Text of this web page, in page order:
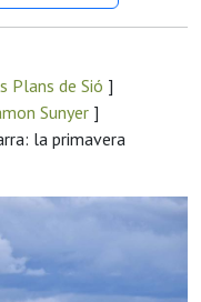
Plans de Sió ]
Sunyer ]
la primavera